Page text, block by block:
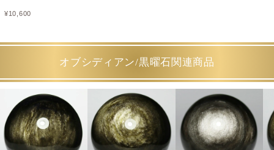
¥10,600
オブシディアン/黒曜石関連商品